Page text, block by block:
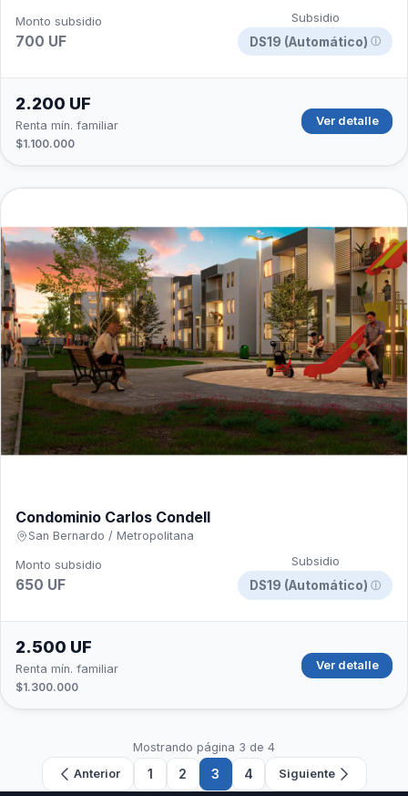
Monto subsidio
700 UF
Subsidio
DS19 (Automático) ⓘ
2.200 UF
Renta mín. familiar
$1.100.000
Ver detalle
Condominio Carlos Condell
San Bernardo / Metropolitana
Monto subsidio
650 UF
Subsidio
DS19 (Automático) ⓘ
2.500 UF
Renta mín. familiar
$1.300.000
Ver detalle
Mostrando página 3 de 4
Anterior
1 2 3 4 Siguiente